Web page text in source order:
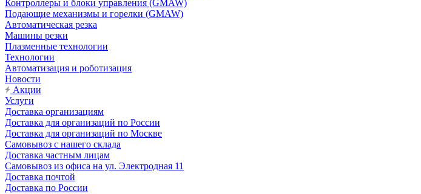
Контроллеры и блоки управления (GMAW)
Подающие механизмы и горелки (GMAW)
Автоматическая резка
Машины резки
Плазменные технологии
Технологии
Автоматизация и роботизация
Новости
Акции
Услуги
Доставка организациям
Доставка для организаций по России
Доставка для организаций по Москве
Самовывоз с нашего склада
Доставка частным лицам
Самовывоз из офиса на ул. Электродная 11
Доставка почтой
Доставка по России